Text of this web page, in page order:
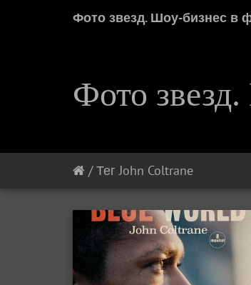
Фото звезд. Шоу-бизнес в
Фото
/Тег John Coltrane